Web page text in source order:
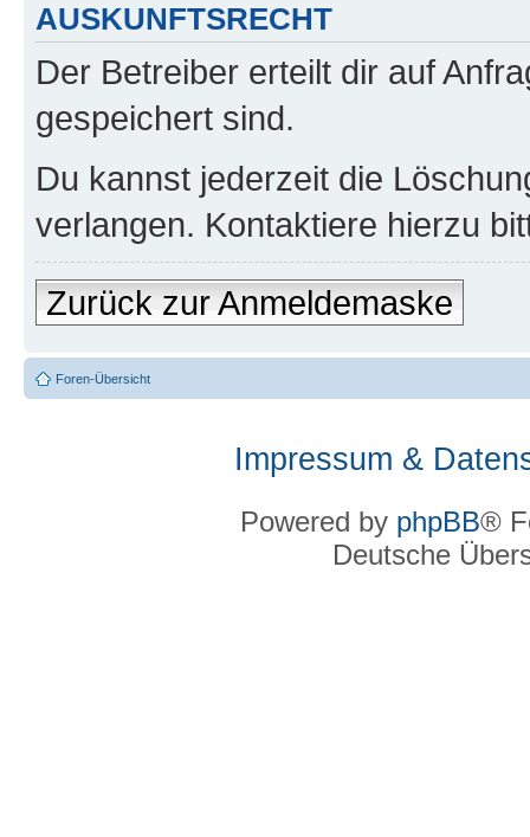
AUSKUNFTSRECHT
Der Betreiber erteilt dir auf
gespeichert sind.
Du kannst jederzeit die
verlangen. Kontaktiere hierzu
Zurück zur Anmeldemaske
Foren-Übersicht
Impressum &
Powered by phpBB®
Deutsche